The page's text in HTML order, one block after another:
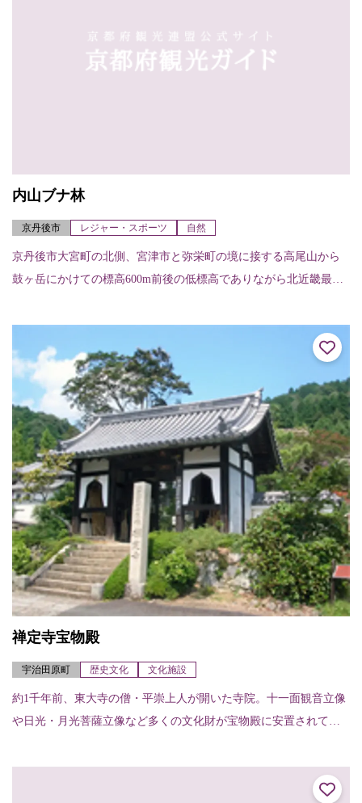
内山ブナ林
京丹後市 レジャー・スポーツ 自然
京丹後市大宮町の北側、宮津市と弥栄町の境に接する高尾山から
鼓ヶ岳にかけての標高600m前後の低標高でありながら北近畿最大
など300種...
禅定寺宝物殿
宇治田原町 歴史文化 文化施設
約1千年前、東大寺の僧・平崇上人が開いた寺院。十一面観音立像
や日光・月光菩薩立像など多くの文化財が宝物殿に安置されてい
大涅槃図』が描かれ...